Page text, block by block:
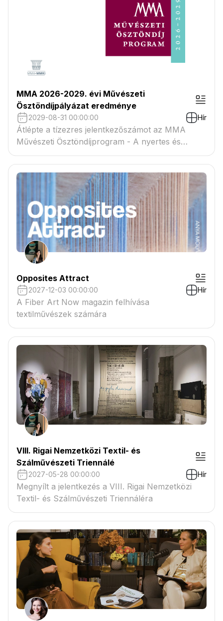
MMA 2026-2029. évi Művészeti
Ösztöndíjpályázat eredménye
2029-08-31 00:00:00 Hír
Átlépte a tízezres jelentkezőszámot az MMA
Művészeti Ösztöndíjprogram - A nyertes és
tartaléklistás pályázók névsora megtekinthető a
csatolmányban
Opposites Attract
2027-12-03 00:00:00 Hír
A Fiber Art Now magazin felhívása
textilművészek számára
VIII. Rigai Nemzetközi Textil- és
Szálművészeti Triennálé
2027-05-28 00:00:00 Hír
Megnyílt a jelentkezés a VIII. Rigai Nemzetközi
Textil- és Szálművészeti Triennáléra